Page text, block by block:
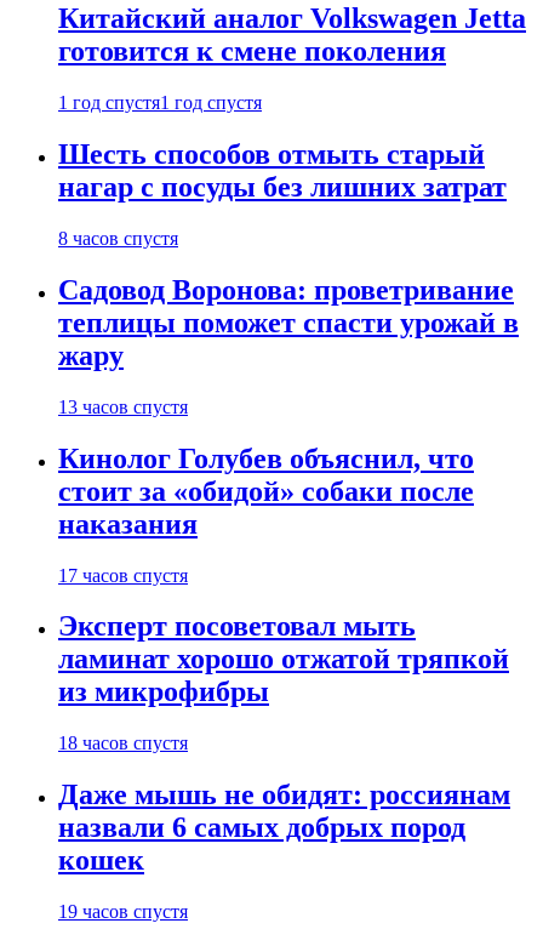
Китайский аналог Volkswagen Jetta
готовится к смене поколения
1 год спустя1 год спустя
Шесть способов отмыть старый
нагар с посуды без лишних затрат
8 часов спустя
Садовод Воронова: проветривание
теплицы поможет спасти урожай в
жару
13 часов спустя
Кинолог Голубев объяснил, что
стоит за «обидой» собаки после
наказания
17 часов спустя
Эксперт посоветовал мыть
ламинат хорошо отжатой тряпкой
из микрофибры
18 часов спустя
Даже мышь не обидят: россиянам
назвали 6 самых добрых пород
кошек
19 часов спустя